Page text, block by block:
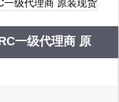
源管理芯片 启达电源
动芯片
一级代理商 原